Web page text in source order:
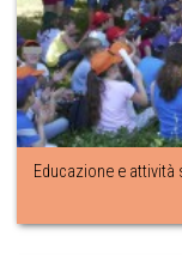
Educazione e attività